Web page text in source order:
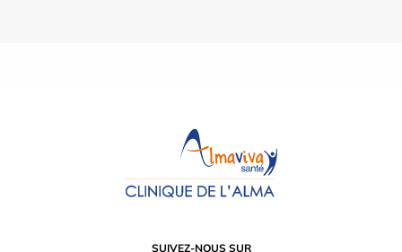
SUIVEZ-NOUS SUR